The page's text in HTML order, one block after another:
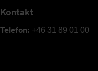
Kontakt
Telefon: +46 31 89 01 00